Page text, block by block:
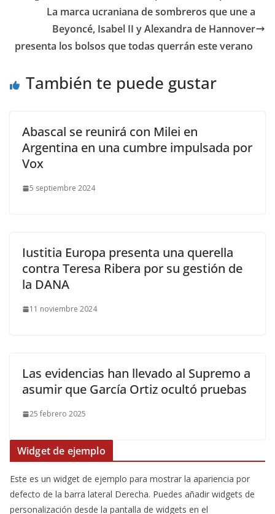
​La marca ucraniana de sombreros que une a
Beyoncé, Isabel II y Alexandra de Hannover
presenta los bolsos que todas querrán este verano
También te puede gustar
Abascal se reunirá con Milei en
Argentina en una cumbre impulsada por
Vox
5 septiembre 2024
Iustitia Europa presenta una querella
contra Teresa Ribera por su gestión de
la DANA
11 noviembre 2024
Las evidencias han llevado al Supremo a
asumir que García Ortiz ocultó pruebas
25 febrero 2025
Widget de ejemplo
Este es un widget de ejemplo para mostrar la apariencia por
defecto de la barra lateral Derecha. Puedes añadir widgets de
personalización desde la pantalla de widgets en el